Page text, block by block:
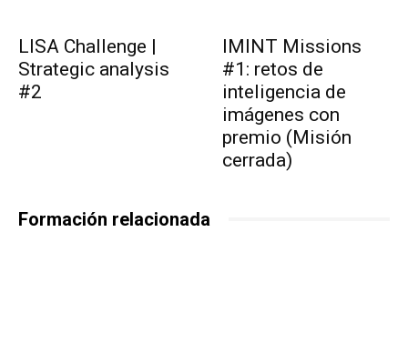
LISA Challenge |
Strategic analysis
#2
IMINT Missions
#1: retos de
inteligencia de
imágenes con
premio (Misión
cerrada)
Formación relacionada